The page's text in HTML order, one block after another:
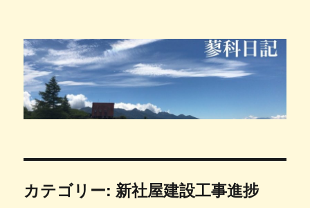
蓼科日記
カテゴリー: 新社屋建設工事進捗